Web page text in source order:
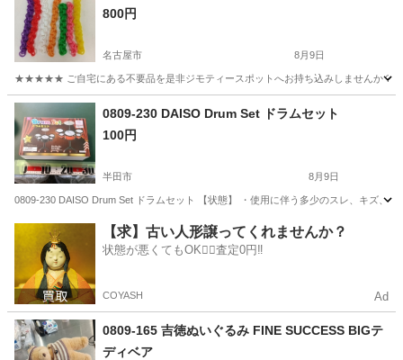
800円
名古屋市 8月9日
★★★★★ ご自宅にある不要品を是非ジモティースポットへお持ち込みしませんか？
愛知 名古屋市 0809-230 DAISO Drum Set ドラムセット
100円
半田市 8月9日
0809-230 DAISO Drum Set ドラムセット 【状態】 ・使用に伴う多少のスレ、キズ、
おもちゃ ドラムセット
【求】古い人形譲ってくれませんか？
状態が悪くてもOK🙆‍♀️査定0円‼️
COYASH Ad
0809-165 吉徳ぬいぐるみ FINE SUCCESS BIGテ
ディベア